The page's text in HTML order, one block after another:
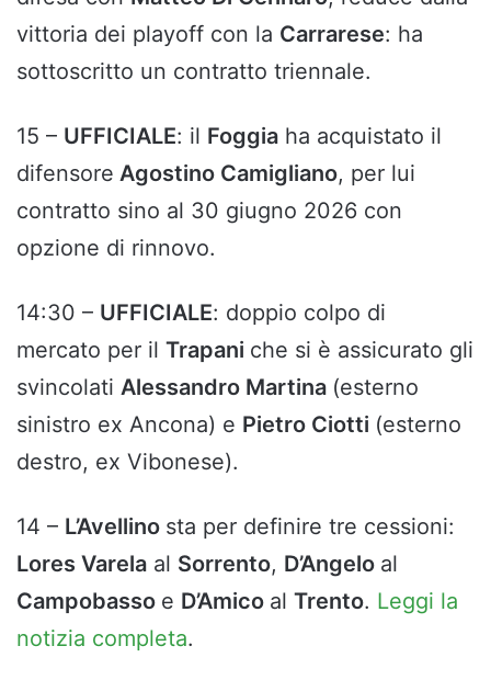
vittoria dei playoff con la Carrarese: ha
sottoscritto un contratto triennale.
15 – UFFICIALE: il Foggia ha acquistato il
difensore Agostino Camigliano, per lui
contratto sino al 30 giugno 2026 con
opzione di rinnovo.
14:30 – UFFICIALE: doppio colpo di
mercato per il Trapani che si è assicurato gli
svincolati Alessandro Martina (esterno
sinistro ex Ancona) e Pietro Ciotti (esterno
destro, ex Vibonese).
14 – L’Avellino sta per definire tre cessioni:
Lores Varela al Sorrento, D’Angelo al
Campobasso e D’Amico al Trento. Leggi la
notizia completa.